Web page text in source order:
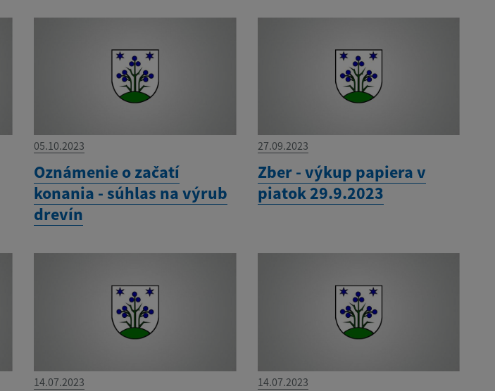
05.10.2023
Oznámenie o začatí
konania - súhlas na výrub
drevín
27.09.2023
Zber - výkup papiera v
piatok 29.9.2023
14.07.2023 14.07.2023